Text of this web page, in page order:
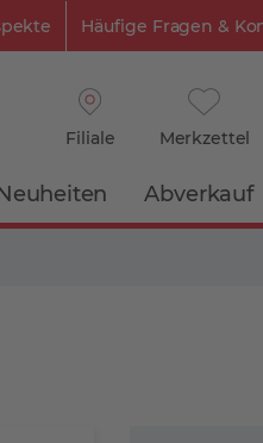
Häufige Fragen &
Filiale Merkzettel
Abverkauf